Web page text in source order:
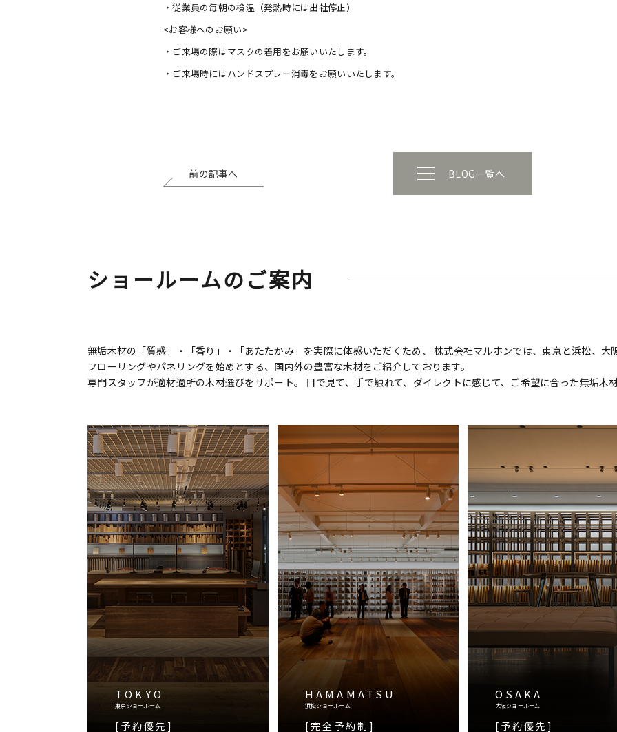
・従業員の毎朝の検温（発熱時には出社停止）
<お客様へのお願い>
・ご来場の際はマスクの着用をお願いいたします。
・ご来場時にはハンドスプレー消毒をお願いいたします。
前の記事へ BLOG一覧へ
ショールームのご案内
無垢木材の「質感」・「香り」・「あたたかみ」を実際に体感いただくため、 株式会社マルホンでは、東京と浜松、
フローリングやパネリングを始めとする、国内外の豊富な木材をご紹介しております。
専門スタッフが適材適所の木材選びをサポート。 目で見て、手で触れて、ダイレクトに感じて、ご希望に合った無垢木
TOKYO
東京ショールーム
[予約優先]
HAMAMATSU
浜松ショールーム
[完全予約制]
OSAKA
大阪ショールーム
[予約優先]